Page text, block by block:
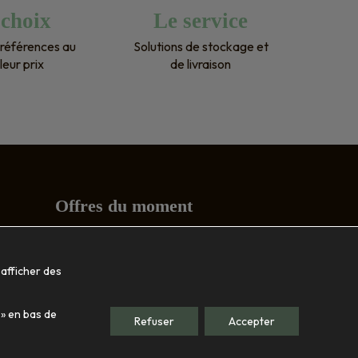
au
prix
Le service
Solutions de stockage et
de livraison
Offres du moment
Le showroom
Nos engagements
des
en bas de
Accepter
Refuser